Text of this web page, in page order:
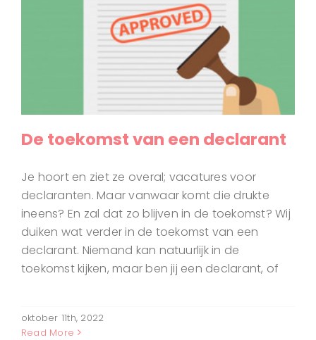
De toekomst van een declarant
Je hoort en ziet ze overal; vacatures voor
declaranten. Maar vanwaar komt die drukte
ineens? En zal dat zo blijven in de toekomst? Wij
duiken wat verder in de toekomst van een
declarant. Niemand kan natuurlijk in de
toekomst kijken, maar ben jij een declarant, of
oktober 11th, 2022
Read More